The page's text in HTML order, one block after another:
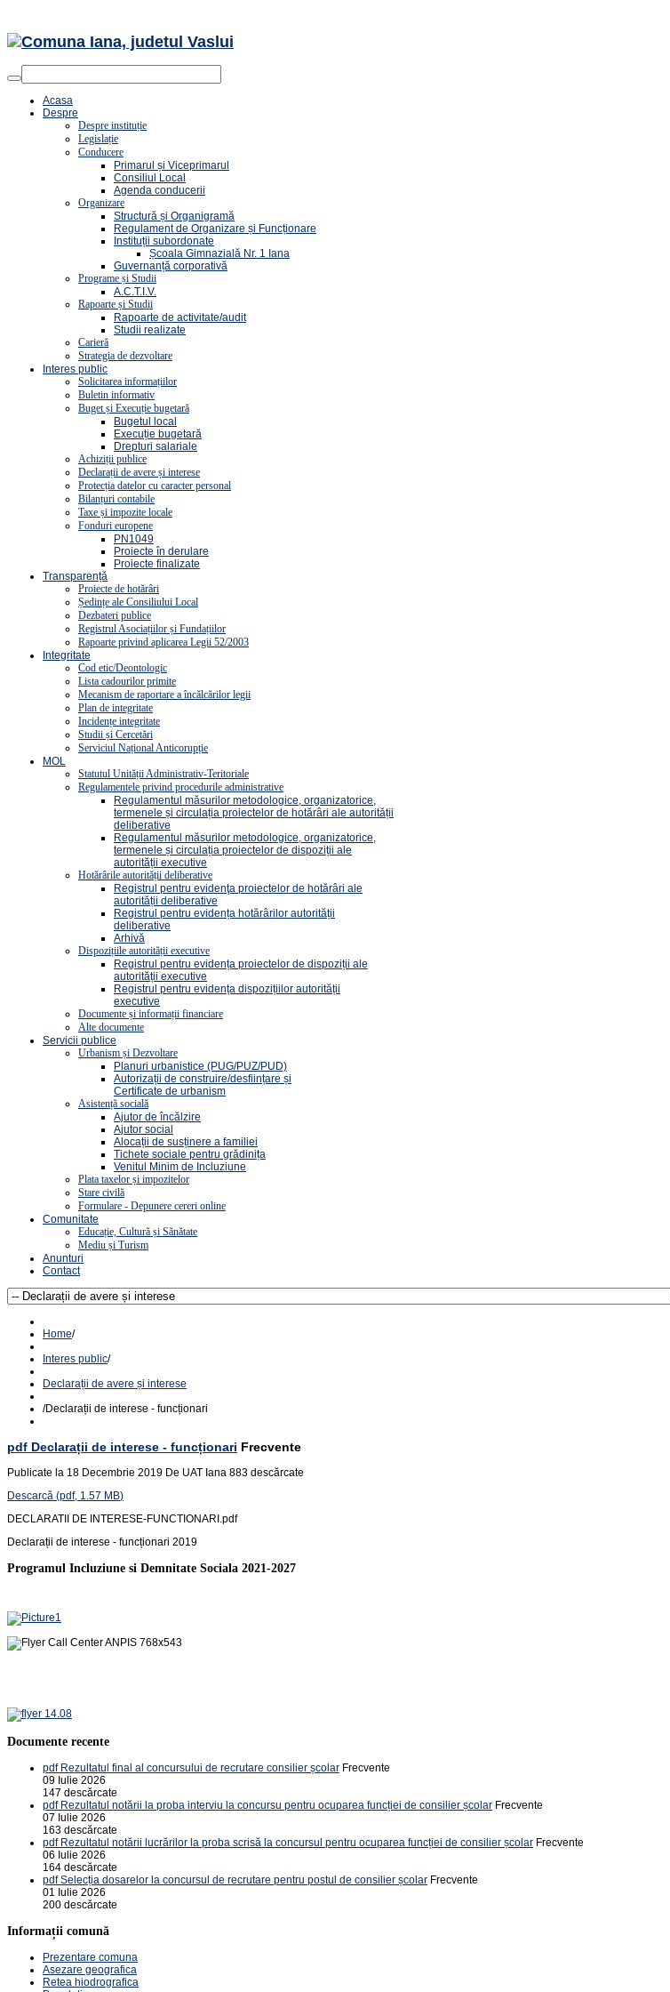
Acasa
Despre
Despre instituție
Legislație
Conducere
Primarul și Viceprimarul
Consiliul Local
Agenda conducerii
Organizare
Structură și Organigramă
Regulament de Organizare și Funcționare
Instituții subordonate
Școala Gimnazială Nr. 1 Iana
Guvernanță corporativă
Programe și Studii
A.C.T.I.V.
Rapoarte și Studii
Rapoarte de activitate/audit
Studii realizate
Carieră
Strategia de dezvoltare
Interes public
Solicitarea informațiilor
Buletin informativ
Buget și Execuție bugetară
Bugetul local
Execuție bugetară
Drepturi salariale
Achiziții publice
Declarații de avere și interese
Protecția datelor cu caracter personal
Bilanțuri contabile
Taxe și impozite locale
Fonduri europene
PN1049
Proiecte în derulare
Proiecte finalizate
Transparență
Proiecte de hotărâri
Ședințe ale Consiliului Local
Dezbateri publice
Registrul Asociațiilor și Fundațiilor
Rapoarte privind aplicarea Legii 52/2003
Integritate
Cod etic/Deontologic
Lista cadourilor primite
Mecanism de raportare a încălcărilor legii
Plan de integritate
Incidențe integritate
Studii și Cercetări
Serviciul Național Anticorupție
MOL
Statutul Unității Administrativ-Teritoriale
Regulamentele privind procedurile administrative
Regulamentul măsurilor metodologice, organizatorice,
termenele și circulația proiectelor de hotărâri ale autorității
deliberative
Regulamentul măsurilor metodologice, organizatorice,
termenele și circulația proiectelor de dispoziții ale
autorității executive
Hotărârile autorității deliberative
Registrul pentru evidenţa proiectelor de hotărâri ale
autorității deliberative
Registrul pentru evidența hotărârilor autorității
deliberative
Arhivă
Dispozițiile autorității executive
Registrul pentru evidența proiectelor de dispoziții ale
autorității executive
Registrul pentru evidența dispozițiilor autorității
executive
Documente și informații financiare
Alte documente
Servicii publice
Urbanism și Dezvoltare
Planuri urbanistice (PUG/PUZ/PUD)
Autorizații de construire/desființare și
Certificate de urbanism
Asistență socială
Ajutor de încălzire
Ajutor social
Alocații de susținere a familiei
Tichete sociale pentru grădinița
Venitul Minim de Incluziune
Plata taxelor și impozitelor
Stare civilă
Formulare - Depunere cereri online
Comunitate
Educație, Cultură și Sănătate
Mediu și Turism
Anunturi
Contact
Home/
Interes public/
Declarații de avere și interese
/Declarații de interese - funcționari
pdf Declarații de interese - funcționari Frecvente
Publicate la 18 Decembrie 2019 De UAT Iana 883 descărcate
Descarcă (pdf, 1.57 MB)
DECLARATII DE INTERESE-FUNCTIONARI.pdf
Declarații de interese - funcționari 2019
Programul Incluziune si Demnitate Sociala 2021-2027
Documente recente
pdf Rezultatul final al concursului de recrutare consilier școlar Frecvente
09 Iulie 2026
147 descărcate
pdf Rezultatul notării la proba interviu la concursu pentru ocuparea funcției de consilier școlar Frecvente
07 Iulie 2026
163 descărcate
pdf Rezultatul notării lucrărilor la proba scrisă la concursul pentru ocuparea funcției de consilier școlar Frecvente
06 Iulie 2026
164 descărcate
pdf Selecția dosarelor la concursul de recrutare pentru postul de consilier școlar Frecvente
01 Iulie 2026
200 descărcate
Informații comună
Prezentare comuna
Asezare geografica
Retea hiodrografica